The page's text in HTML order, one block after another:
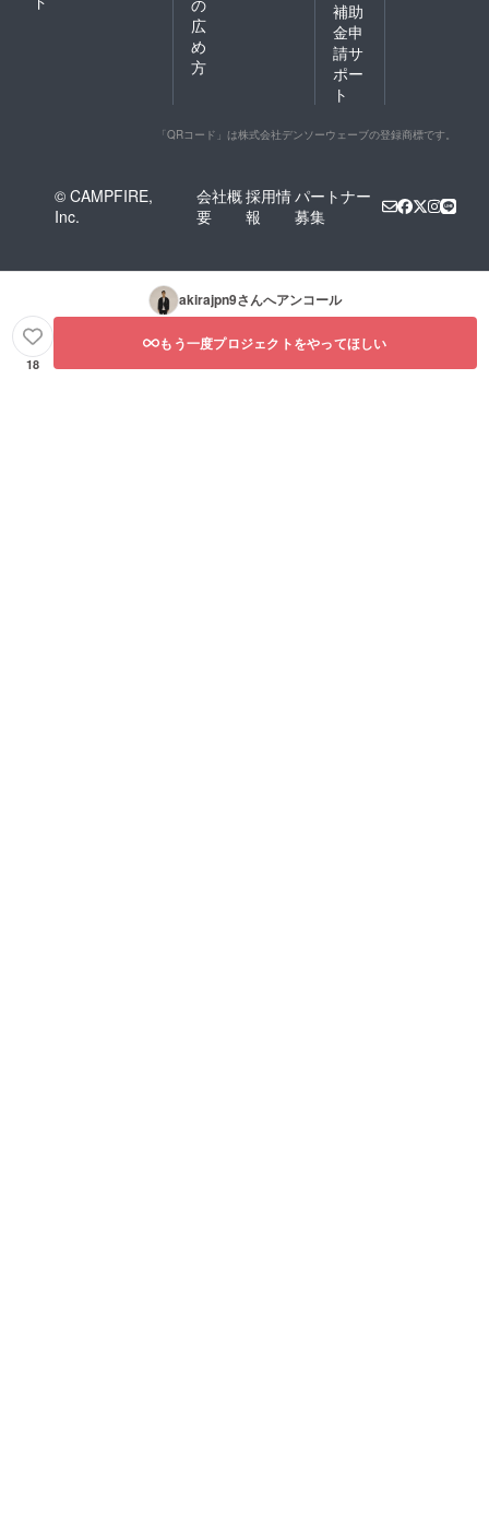
広
め
方
補助
金申
請サ
ポー
ト
「QRコード」は株式会社デンソーウェーブの登録商標です。
© CAMPFIRE,
Inc.
会社概
要
採用情
報
パートナー
募集
akirajpn9さんへアンコール
18
もう一度プロジェクトをやってほしい